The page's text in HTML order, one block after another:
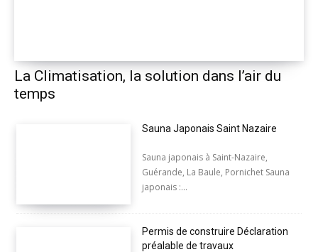
La Climatisation, la solution dans l’air du
temps
Sauna Japonais Saint Nazaire
Sauna japonais à Saint-Nazaire,
Guérande, La Baule, Pornichet Sauna
japonais :...
Permis de construire Déclaration
préalable de travaux